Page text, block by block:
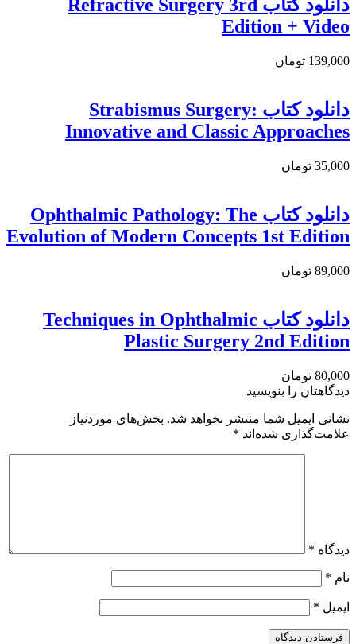
دانلود كتاب Refractive Surgery 3rd
Edition + Video
139,000 تومان
دانلود کتاب Strabismus Surgery:
Innovative and Classic Approaches
35,000 تومان
دانلود کتاب Ophthalmic Pathology: The
Evolution of Modern Concepts 1st Edition
89,000 تومان
دانلود کتاب Techniques in Ophthalmic
Plastic Surgery 2nd Edition
80,000 تومان
دیدگاهتان را بنویسید
نشانی ایمیل شما منتشر نخواهد شد. بخش‌های موردنیاز
علامت‌گذاری شده‌اند *
دیدگاه *
نام *
ایمیل *